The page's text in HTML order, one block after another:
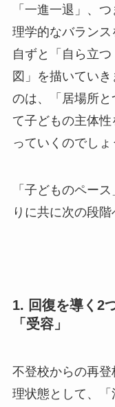
「一進一退」、
理学的なバラン
自ずと「自ら立
図」を描いてい
のは、「居場所
て子どもの主体
っていくのでしょ
「子どものペー
りに共に次の段階
1. 回復を導く2
「受容」
不登校からの再
理状態として、